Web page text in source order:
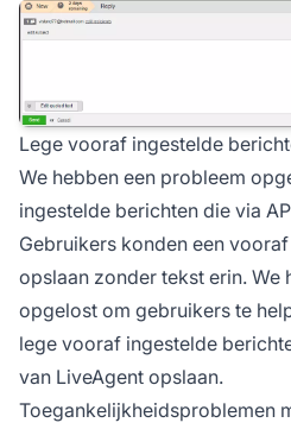
Lege vooraf ingestelde
We hebben een probleem
ingestelde berichten die via
Gebruikers konden een
opslaan zonder tekst erin. We
opgelost om gebruikers te
lege vooraf ingestelde
van LiveAgent opslaan.
Toegankelijkheidsproblemen